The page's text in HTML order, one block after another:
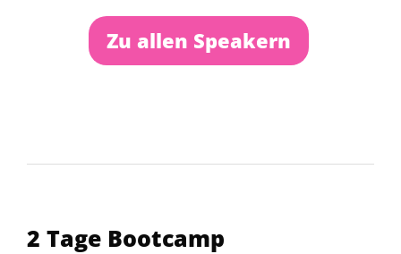
I Don't Like Mondays
Steffen Nyeland,Fixed by Code
Zu allen Speakern
2 Tage Bootcamp